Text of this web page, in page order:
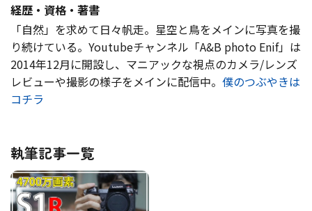
経歴・資格・著書
「自然」を求めて日々帆走。星空と鳥をメインに写真を撮
り続けている。Youtubeチャンネル「A&B photo Enif」は
2014年12月に開設し、マニアックな視点のカメラ/レンズ
レビューや撮影の様子をメインに配信中。 僕のつぶやきは
コチラ
執筆記事一覧